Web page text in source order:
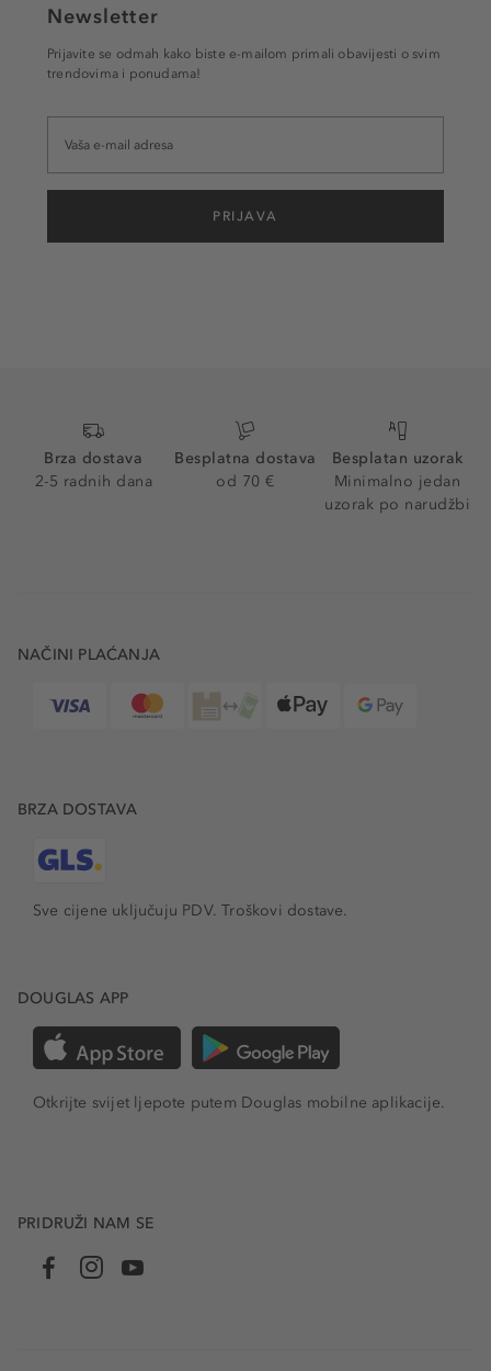
Newsletter
Prijavite se odmah kako biste e-mailom primali obavijesti o svim
trendovima i ponudama!
PRIJAVA
Brza dostava
2-5 radnih dana
Besplatna dostava
od 70 €
Besplatan uzorak
Minimalno jedan
uzorak po narudžbi
NAČINI PLAĆANJA
BRZA DOSTAVA
Sve cijene uključuju PDV.Troškovi dostave.
DOUGLAS APP
Otkrijte svijet ljepote putem Douglas mobilne aplikacije.
PRIDRUŽI NAM SE